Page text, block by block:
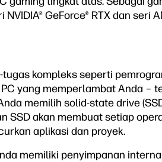
GeForce® RTX dan seri
kompleks seperti
yang memperlambat Anda –
memilih solid-state drive
SSD akan membuat setiap
aplikasi dan proyek.
memiliki penyimpanan